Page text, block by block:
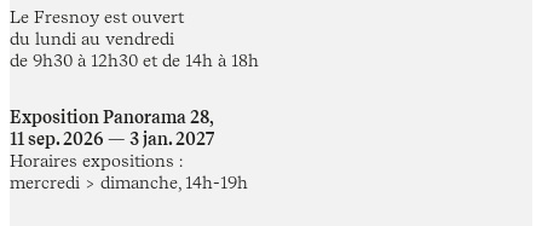
Le Fresnoy est ouvert
du lundi au vendredi
de 9h30 à 12h30 et de 14h à 18h
Exposition Panorama 28,
11 sep. 2026 — 3 jan. 2027
Horaires expositions :
mercredi > dimanche, 14h-19h